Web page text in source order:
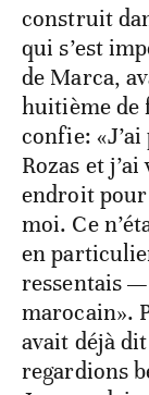
construit
qui s’est
de Marca,
huitième de
confie:
Rozas et
endroit pour
moi. Ce
en
ressentais
marocain».
avait déjà
regardions